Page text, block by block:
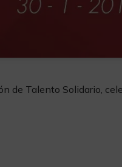
de Talento Solidario,